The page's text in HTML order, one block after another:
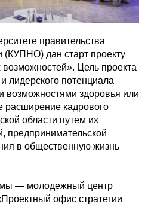
правительства
(КУПНО) дан старт проекту
Цель проекта
лидерского потенциала
возможностями здоровья или
расширение кадрового
области путем их
предпринимательской
в общественную жизнь
— молодежный центр
офис стратегии